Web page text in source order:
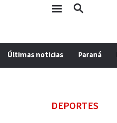
Últimas noticias Paraná
DEPORTES